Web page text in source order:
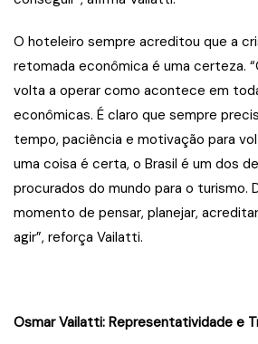
O hoteleiro sempre acreditou que a
retomada econômica é uma certeza.
volta a operar como acontece em
econômicas. É claro que sempre
tempo, paciência e motivação para
uma coisa é certa, o Brasil é um dos
procurados do mundo para o turismo.
momento de pensar, planejar,
agir”, reforça Vailatti.
Osmar Vailatti: Representatividade e